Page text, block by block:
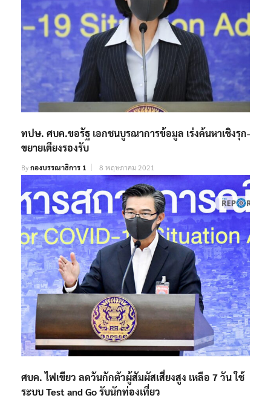
ทปษ. ศบค.ขอรัฐ เอกชนบูรณาการข้อมูล เร่งค้นหาเชิงรุก-
ขยายเตียงรองรับ
Byกองบรรณาธิการ 1 8 พฤษภาคม 2021
ศบค. ไฟเขียว ลดวันกักตัวผู้สัมผัสเสี่ยงสูง เหลือ 7 วัน ใช้
ระบบ Test and Go รับนักท่องเที่ยว